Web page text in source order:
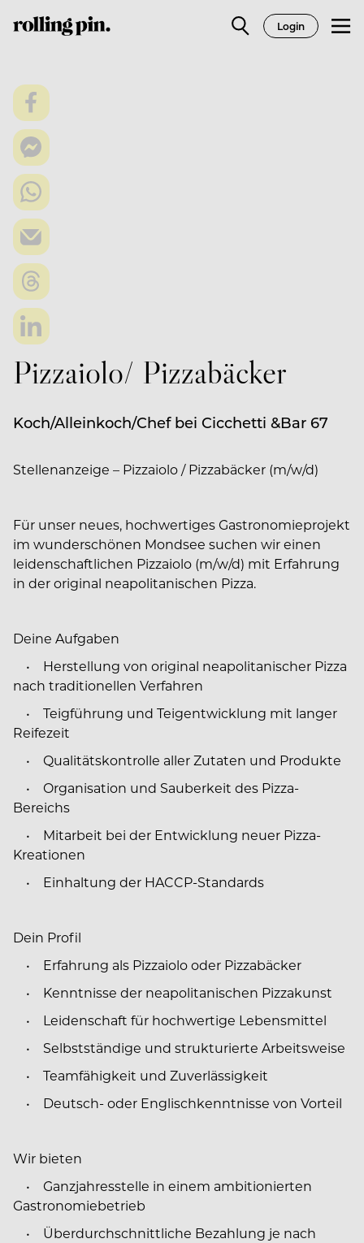
Login
Pizzaiolo/ Pizzabäcker
Koch/Alleinkoch/Chef bei Cicchetti &Bar 67
Stellenanzeige – Pizzaiolo / Pizzabäcker (m/w/d)
Für unser neues, hochwertiges Gastronomieprojekt
im wunderschönen Mondsee suchen wir einen
leidenschaftlichen Pizzaiolo (m/w/d) mit Erfahrung
in der original neapolitanischen Pizza.
Deine Aufgaben
• Herstellung von original neapolitanischer Pizza
nach traditionellen Verfahren
• Teigführung und Teigentwicklung mit langer
Reifezeit
• Qualitätskontrolle aller Zutaten und Produkte
• Organisation und Sauberkeit des Pizza-
Bereichs
• Mitarbeit bei der Entwicklung neuer Pizza-
Kreationen
• Einhaltung der HACCP-Standards
Dein Profil
• Erfahrung als Pizzaiolo oder Pizzabäcker
• Kenntnisse der neapolitanischen Pizzakunst
• Leidenschaft für hochwertige Lebensmittel
• Selbstständige und strukturierte Arbeitsweise
• Teamfähigkeit und Zuverlässigkeit
• Deutsch- oder Englischkenntnisse von Vorteil
Wir bieten
• Ganzjahresstelle in einem ambitionierten
Gastronomiebetrieb
• Überdurchschnittliche Bezahlung je nach